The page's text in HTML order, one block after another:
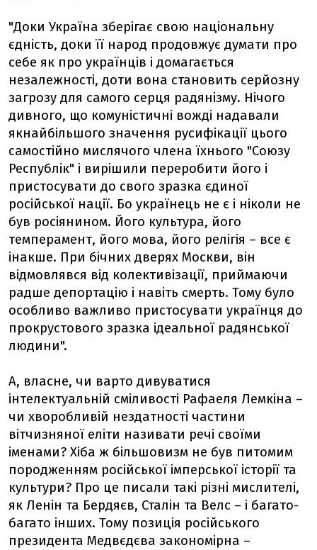
"Доки Україна зберігає свою національну
єдність, доки її народ продовжує думати про
себе як про українців і домагається
незалежності, доти вона становить серйозну
загрозу для самого серця радянізму. Нічого
дивного, що комуністичні вожді надавали
якнайбільшого значення русифікації цього
самостійно мислячого члена їхнього "Союзу
Республік" і вирішили переробити його і
пристосувати до свого зразка єдиної
російської нації. Бо українець не є і ніколи не
був росіянином. Його культура, його
темперамент, його мова, його релігія – все є
інакше. При бічних дверях Москви, він
відмовлявся від колективізації, приймаючи
радше депортацію і навіть смерть. Тому було
особливо важливо пристосувати українця до
прокрустового зразка ідеальної радянської
людини".
А, власне, чи варто дивуватися
інтелектуальній сміливості Рафаеля Лемкіна –
чи хворобливій нездатності частини
вітчизняної еліти називати речі своїми
іменами? Хіба ж більшовизм не був питомим
породженням російської імперської історії та
культури? Про це писали такі різні мислителі,
як Ленін та Бердяєв, Сталін та Велс – і багато-
багато інших. Тому позиція російського
президента Медвєдєва закономірна –